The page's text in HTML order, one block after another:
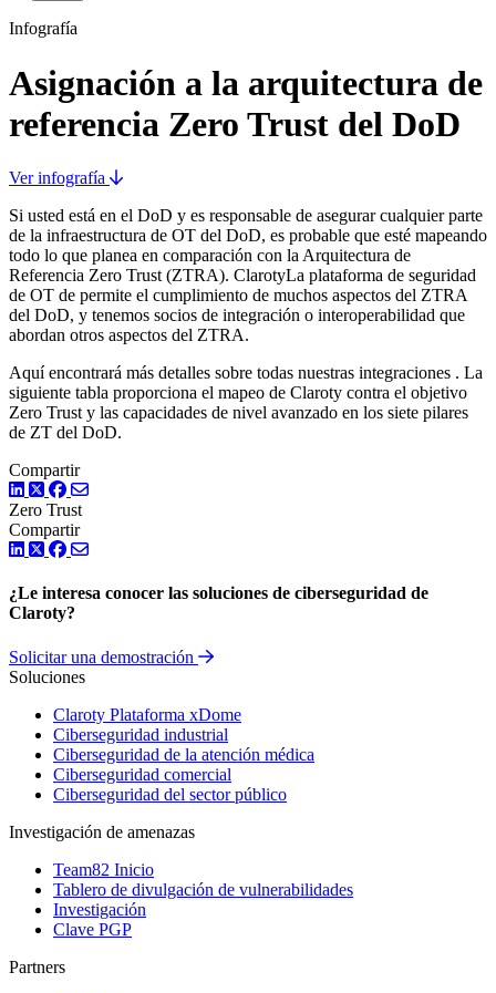
Infografía
Asignación a la arquitectura de
referencia Zero Trust del DoD
Ver infografía
Si usted está en el DoD y es responsable de asegurar cualquier parte
de la infraestructura de OT del DoD, es probable que esté mapeando
todo lo que planea en comparación con la Arquitectura de
Referencia Zero Trust (ZTRA). ClarotyLa plataforma de seguridad
de OT de permite el cumplimiento de muchos aspectos del ZTRA
del DoD, y tenemos socios de integración o interoperabilidad que
abordan otros aspectos del ZTRA.
Aquí encontrará más detalles sobre todas nuestras integraciones . La
siguiente tabla proporciona el mapeo de Claroty contra el objetivo
Zero Trust y las capacidades de nivel avanzado en los siete pilares
de ZT del DoD.
Compartir
LinkedIn
TwitterFacebook
Zero Trust
Compartir
LinkedIn
TwitterFacebook
¿Le interesa conocer las soluciones de ciberseguridad de
Claroty?
Solicitar una demostración
Soluciones
Claroty Plataforma xDome
Ciberseguridad industrial
Ciberseguridad de la atención médica
Ciberseguridad comercial
Ciberseguridad del sector público
Investigación de amenazas
Team82 Inicio
Tablero de divulgación de vulnerabilidades
Investigación
Clave PGP
Partners